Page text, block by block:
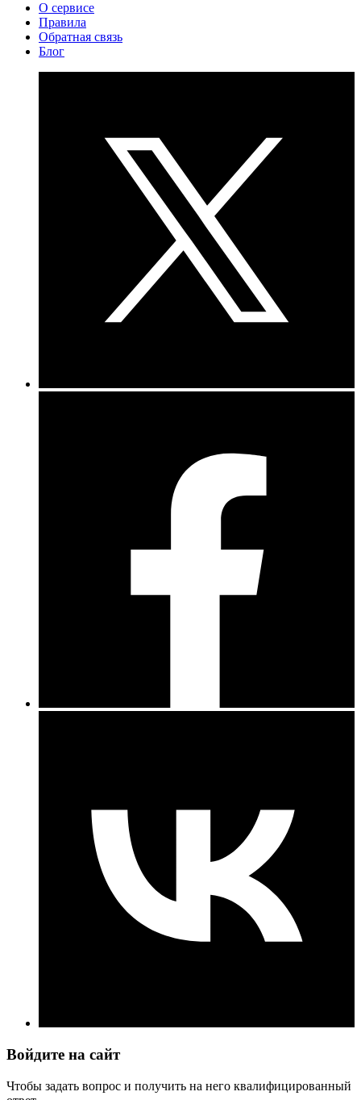
О сервисе
Правила
Обратная связь
Блог
Войдите на сайт
Чтобы задать вопрос и получить на него квалифицированный